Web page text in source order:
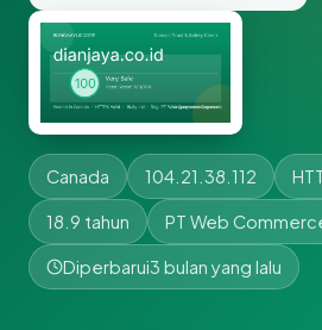
Canada 104.21.38.112
18.9 tahun PT Web
Diperbarui3 bulan yang lalu